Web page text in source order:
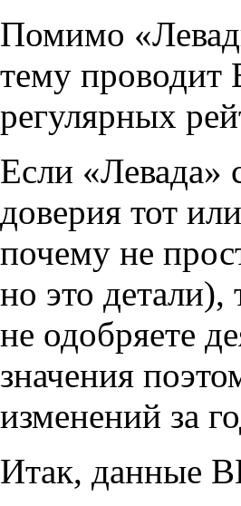
Помимо
тему
регулярных
Если «Левада»
доверия тот
почему не
но это
не одобряете
значения
изменений за
Итак, данные